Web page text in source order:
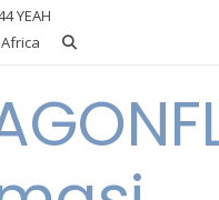
YEAH